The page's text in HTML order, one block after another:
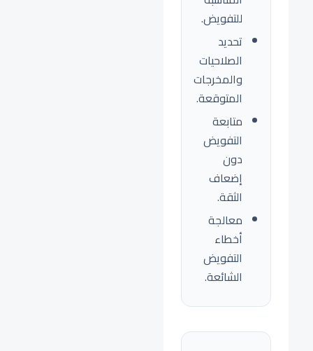
للتفويض.
تحديد
الصلاحيات
والمخرجات
المتوقعة.
متابعة
التفويض
دون
إضعاف
الثقة.
معالجة
أخطاء
التفويض
الشائعة.